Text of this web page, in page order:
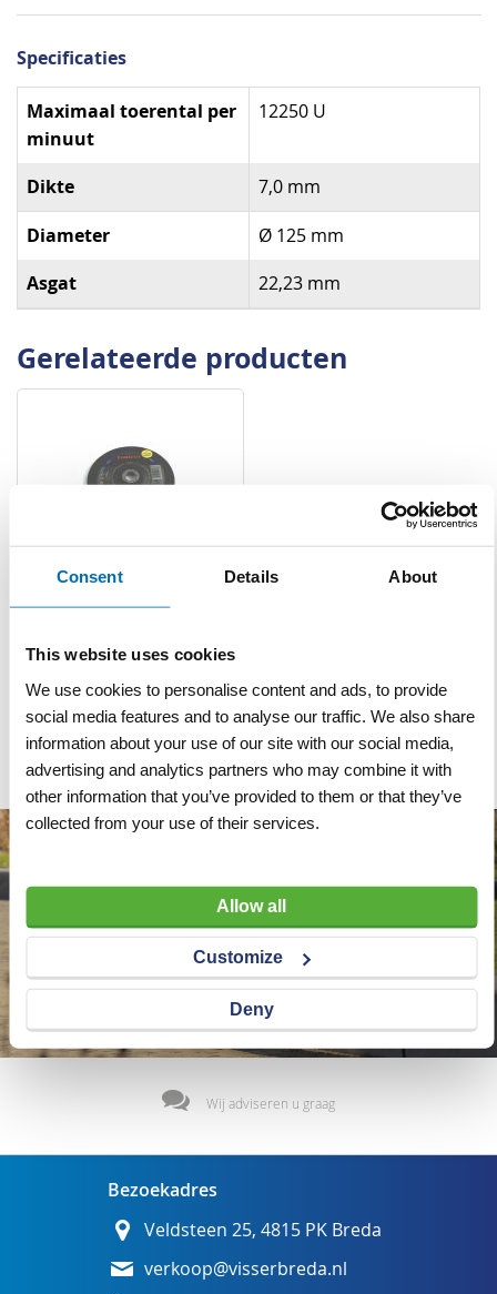
Consent Details About
This website uses cookies
We use cookies to personalise content and ads, to provide
social media features and to analyse our traffic. We also share
information about your use of our site with our social media,
advertising and analytics partners who may combine it with
other information that you’ve provided to them or that they’ve
collected from your use of their services.
Allow all
Customize
Deny
Specificaties
Specificaties
Maximaal toerental per
minuut
12250 U
Dikte 7,0 mm
Diameter Ø 125 mm
Asgat 22,23 mm
Gerelateerde producten
Afbraamschijf staal KSM Ø
VERLANGLIJST
Artnr z12073 excl. btw
€ 3,45
Wij adviseren u graag
Bezoekadres
Veldsteen 25, 4815 PK Breda
verkoop@visserbreda.nl